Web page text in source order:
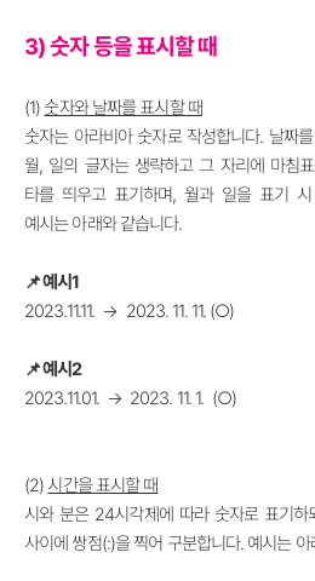
3) 숫자 등을 표시할 때
(1)숫자와 날짜를 표시할 때
숫자는 아라비아 숫자로 작성합니다. 날짜
월, 일의 글자는 생략하고 그 자리에 마침
타를 띄우고 표기하며, 월과 일을 표기
예시는 아래와 같습니다.
📌 예시1
2023.11.11. → 2023. 11. 11. (○)
📌예시2
2023.11.01. → 2023. 11. 1. (○)
(2) 시간을 표시할 때
시와 분은 24시각제에 따라 숫자로 표기
사이에 쌍점(:)을 찍어 구분합니다. 예시는